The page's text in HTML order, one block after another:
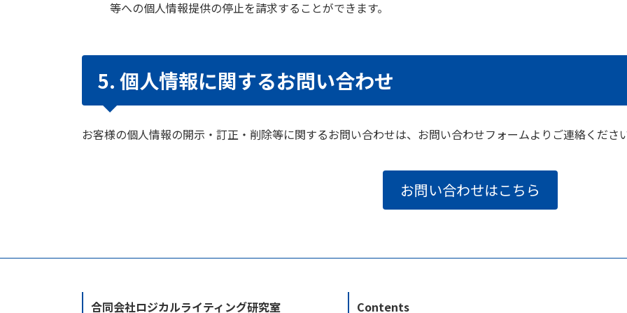
等への個人情報提供の停止を請求することができます。
5. 個人情報に関するお問い合わせ
お客様の個人情報の開示・訂正・削除等に関するお問い合わせは、お問い合わせフォームよりご連絡くださ
お問い合わせはこちら
合同会社ロジカルライティング研究室 Contents